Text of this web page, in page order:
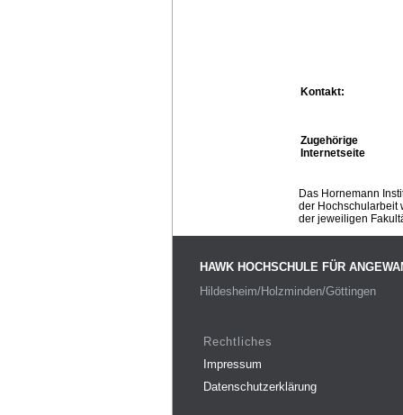
Kontakt:
Zugehörige
Internetseite
Das Hornemann
der Hochschularbeit
der jeweiligen
HAWK HOCHSCHULE FÜR
Hildesheim/Holzminden/Göttingen
Rechtliches
Impressum
Datenschutzerklärung